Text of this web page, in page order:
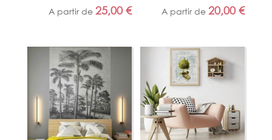
A partir de 25,00 € A partir de20,00€